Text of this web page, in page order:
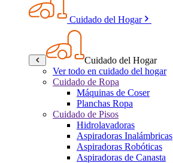
Cuidado del Hogar
Cuidado del Hogar
Ver todo en cuidado del hogar
Cuidado de Ropa
Máquinas de Coser
Planchas Ropa
Cuidado de Pisos
Hidrolavadoras
Aspiradoras Inalámbricas
Aspiradoras Robóticas
Aspiradoras de Canasta